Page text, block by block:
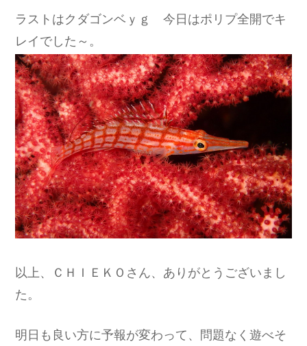
ラストはクダゴンベｙｇ 今日はポリプ全開でキ
レイでした～。
以上、ＣＨＩＥＫＯさん、ありがとうございまし
た。
明日も良い方に予報が変わって、問題なく遊べそ